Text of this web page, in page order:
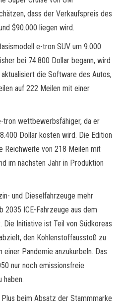
dass der Verkaufspreis des
$90.000 liegen wird.
e-tron SUV um 9.000
bei 74.800 Dollar begann, wird
die Software des Autos,
auf 222 Meilen mit einer
tron wettbewerbsfähiger, da er
Dollar kosten wird. Die Edition
Reichweite von 218 Meilen mit
im nächsten Jahr in Produktion
und Dieselfahrzeuge mehr
2035 ICE-Fahrzeuge aus dem
Initiative ist Teil von Südkoreas
den Kohlenstoffausstoß zu
Pandemie anzukurbeln. Das
nur noch emissionsfreie
haben.
beim Absatz der Stammmarke